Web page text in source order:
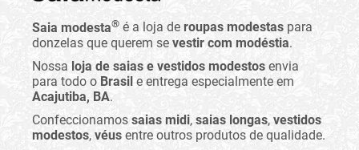
Saia modesta® é a loja de roupas modestas para
donzelas que querem se vestir com modéstia.
Nossa loja de saias e vestidos modestos envia
para todo o Brasil e entrega especialmente em
Acajutiba, BA.
Confeccionamos saias midi, saias longas, vestidos
modestos, véus entre outros produtos de qualidade.